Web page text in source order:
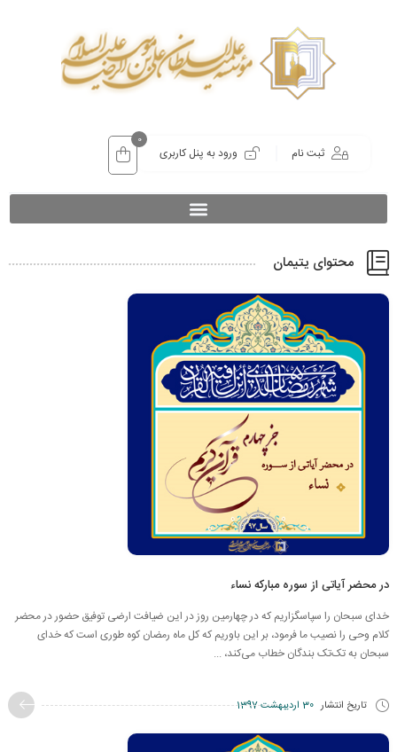
ثبت نام ورود به پنل کاربری
0
محتوای یتیمان
در محضر آیاتی از سوره مبارکه نساء
خدای سبحان را سپاسگزاریم که در چهارمین روز در این ضیافت ارضی توفیق حضور در محضر
کلام وحی را نصیب ما فرمود، بر این باوریم که کل ماه رمضان کوه طوری است که خدای
سبحان به تک‌تک بندگان خطاب می‌کند، ...
تاریخ انتشار 30 اردیبهشت 1397